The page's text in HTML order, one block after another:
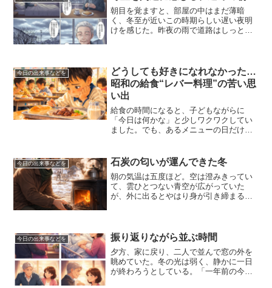
朝目を覚ますと、部屋の中はまだ薄暗
く、冬至が近いこの時期らしい遅い夜明
けを感じた。昨夜の雨で道路はしっとり
出ることにそれほど抵抗はな...
今日の出来事などを
どうしても好きになれなかった…
昭和の給食“レバー料理”の苦い思
い出
給食の時間になると、子どもながらに
「今日は何かな」と少しワクワクしてい
ました。でも、あるメニューの日だけは
んです。それは、レバー料理。独特のに
おい。見た目の色。口の中に...
今日の出来事などを 石炭の匂いが運んできた冬
朝の気温は五度ほど。空は澄みきってい
て、雲ひとつない青空が広がっていた
が、外に出るとやはり身が引き締まるよ
は薪ストーブから石炭を使っ...
今日の出来事などを 振り返りながら並ぶ時間
夕方、家に戻り、二人で並んで窓の外を
眺めていた。冬の光は弱く、静かに一日
が終わろうとしている。「一年前の今日